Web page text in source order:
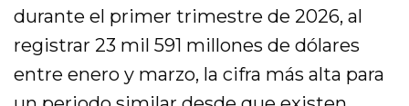
durante el primer trimestre de 2026, al
registrar 23 mil 591 millones de dólares
entre enero y marzo, la cifra más alta para